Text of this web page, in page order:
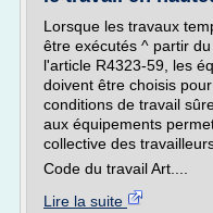
Lorsque les travaux
être exécutés ^ partir
l'article R4323-59, les
doivent être choisis
conditions de travail
aux équipements
collective des
Code du travail Art....
Lire la suite